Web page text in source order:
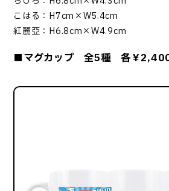
こはる：H7cm×W5.4cm
紅麗亞：H6.8cm×W4.9cm
■マグカップ 全5種 各￥2,400